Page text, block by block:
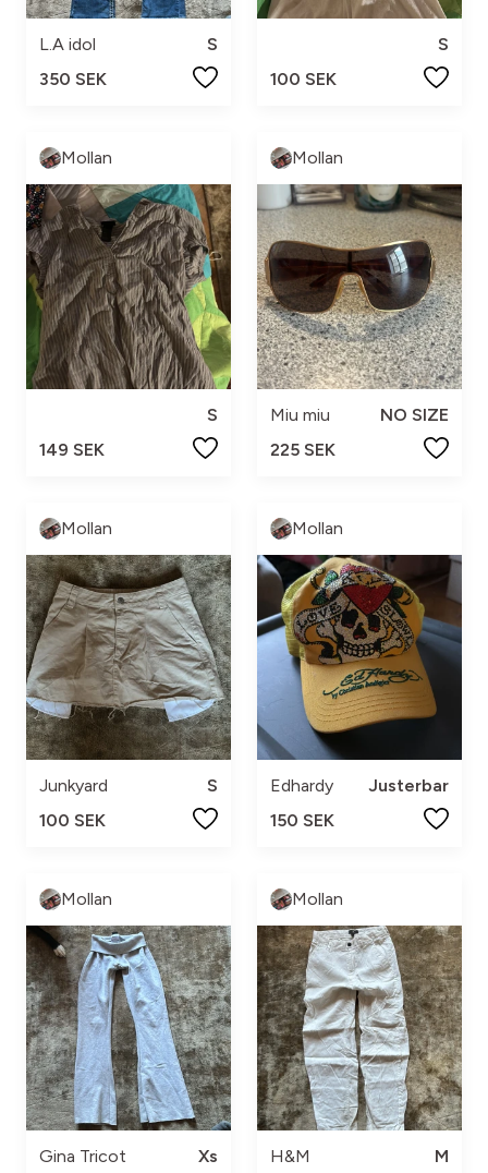
L.A idol
S
350 SEK
S
100 SEK
Mollan
S
149 SEK
Mollan
Miu miu
NO SIZE
225 SEK
Mollan
Junkyard
S
100 SEK
Mollan
Edhardy
Justerbar
150 SEK
Mollan
Gina Tricot Xs
Mollan
H&M M